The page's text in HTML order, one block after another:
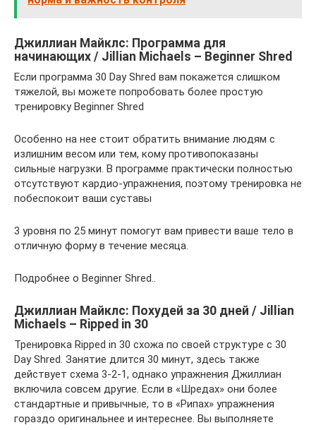
Джиллиан Майклс: Программа для
начинающих / Jillian Michaels – Beginner Shred
Если программа 30 Day Shred вам покажется слишком
тяжелой, вы можете попробовать более простую
тренировку Beginner Shred
Особенно на нее стоит обратить внимание людям с
излишним весом или тем, кому противопоказаны
сильные нагрузки. В программе практически полностью
отсутствуют кардио-упражнения, поэтому тренировка не
побеспокоит ваши суставы
3 уровня по 25 минут помогут вам привести ваше тело в
отличную форму в течение месяца.
Подробнее о Beginner Shred..
Джиллиан Майклс: Похудей за 30 дней / Jillian
Michaels – Ripped in 30
Тренировка Ripped in 30 схожа по своей структуре с 30
Day Shred. Занятие длится 30 минут, здесь также
действует схема 3-2-1, однако упражнения Джиллиан
включила совсем другие. Если в «Шредах» они более
стандартные и привычные, то в «Рипах» упражнения
гораздо оригинальнее и интереснее. Вы выполняете